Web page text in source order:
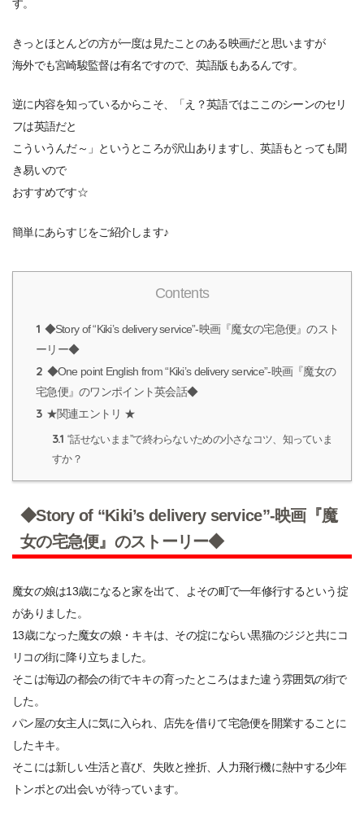
す。
きっとほとんどの方が一度は見たことのある映画だと思いますが
海外でも宮崎駿監督は有名ですので、英語版もあるんです。
逆に内容を知っているからこそ、「え？英語ではここのシーンのセリ
フは英語だと
こういうんだ～」というところが沢山ありますし、英語もとっても聞
き易いので
おすすめです☆
簡単にあらすじをご紹介します♪
Contents
1 ◆Story of “Kiki’s delivery service”-映画『魔女の宅急便』のスト
ーリー◆
2 ◆One point English from “Kiki’s delivery service”-映画『魔女の
宅急便』のワンポイント英会話◆
3 ★関連エントリ ★
3.1 “話せないまま”で終わらないための小さなコツ、知っていま
すか？
◆Story of “Kiki’s delivery service”-映画『魔
女の宅急便』のストーリー◆
魔女の娘は13歳になると家を出て、よその町で一年修行するという掟
がありました。
13歳になった魔女の娘・キキは、その掟にならい黒猫のジジと共にコ
リコの街に降り立ちました。
そこは海辺の都会の街でキキの育ったところはまた違う雰囲気の街で
した。
パン屋の女主人に気に入られ、店先を借りて宅急便を開業することに
したキキ。
そこには新しい生活と喜び、失敗と挫折、人力飛行機に熱中する少年
トンボとの出会いが待っています。